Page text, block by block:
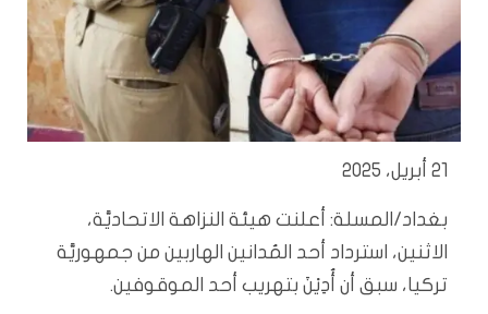
21 أبريل، 2025
بغداد/المسلة: أعلنت هيئة النزاهة الاتحاديَّة،
الاثنين، استرداد أحد المُدانين الهاربين من جمهوريَّة
تركيا، سبق أن أُدِيْنَ بتهريب أحد الموقوفين.